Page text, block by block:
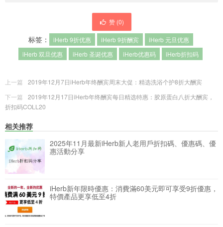
赞 (0)
标签： iHerb 9折优惠 iHerb 9折酬宾
iHerb 元旦优惠
iHerb 双旦优惠
iHerb 圣诞优惠 iHerb优惠码 iHerb折扣码
上一篇
2019年12月7日iHerb年终酬宾周末大促：精选洗浴个护8折大酬宾
下一篇
2019年12月17日iHerb年终酬宾每日精选特惠：胶原蛋白八折大酬宾，
折扣码COLL20
相关推荐
2025年11月最新iHerb新人老用戶折扣碼、優惠碼、優
惠活動分享
iHerb新年限時優惠：消費滿60美元即可享受9折優惠，
特價產品更享低至4折